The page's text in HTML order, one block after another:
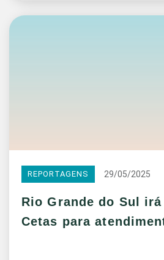
REPORTAGENS 29/05/2025
Rio Grande do Sul
Cetas para